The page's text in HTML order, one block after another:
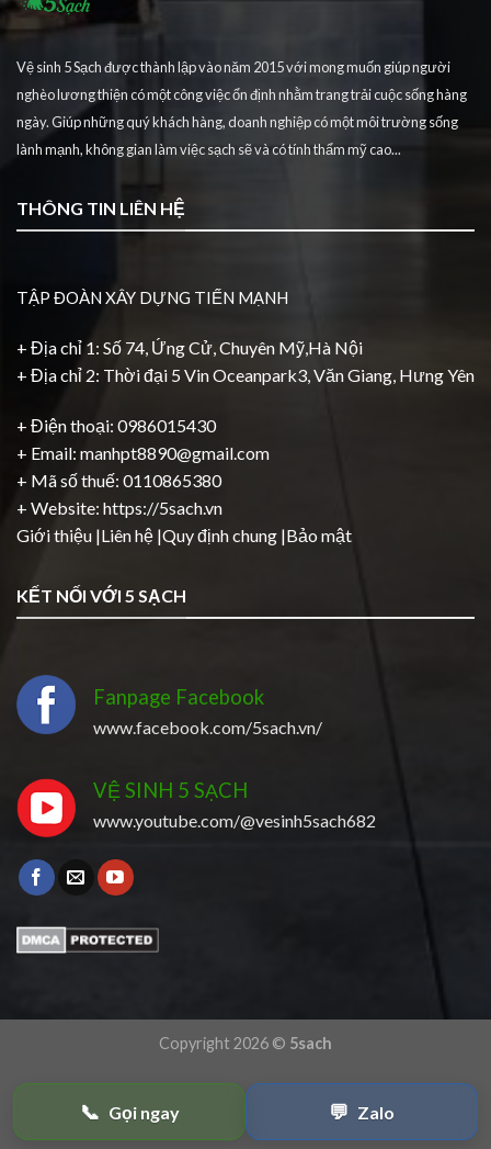
Vệ sinh 5 Sạch được thành lập vào năm 2015 với mong muốn giúp người
nghèo lương thiện có một công việc ổn định nhằm trang trải cuộc sống hàng
ngày. Giúp những quý khách hàng, doanh nghiệp có một môi trường sống
lành mạnh, không gian làm việc sạch sẽ và có tính thẩm mỹ cao...
THÔNG TIN LIÊN HỆ
TẬP ĐOÀN XÂY DỰNG TIẾN MẠNH
+ Địa chỉ 1: Số 74, Ứng Cử, Chuyên Mỹ,Hà Nội
+ Địa chỉ 2: Thời đại 5 Vin Oceanpark3, Văn Giang, Hưng Yên
+ Điện thoại: 0986015430
+ Email: manhpt8890@gmail.com
+ Mã số thuế: 0110865380
+ Website: https://5sach.vn
Giới thiệu |Liên hệ |Quy định chung |Bảo mật
KẾT NỐI VỚI 5 SẠCH
Fanpage Facebook
www.facebook.com/5sach.vn/
VỆ SINH 5 SẠCH
www.youtube.com/@vesinh5sach682
Copyright 2026 © 5sach
📞 Gọi ngay 💬 Zalo